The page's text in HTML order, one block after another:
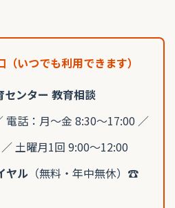
いつでも利用できます）
センター 教育相談
話：月〜金 8:30〜17:00 ／
土曜月1回 9:00〜12:00
ヤル （無料・年中無休）☎